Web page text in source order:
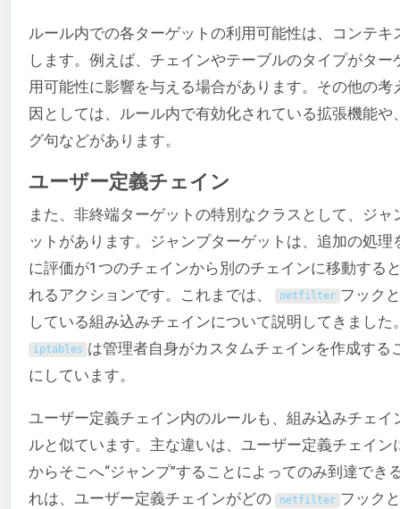
ルール内での各ターゲットの利用可能性は、コンテキ
します。例えば、チェインやテーブルのタイプがター
用可能性に影響を与える場合があります。その他の考
因としては、ルール内で有効化されている拡張機能や
グ句などがあります。
ユーザー定義チェイン
また、非終端ターゲットの特別なクラスとして、ジャ
ットがあります。ジャンプターゲットは、追加の処理
に評価が1つのチェインから別のチェインに移動する
れるアクションです。これまでは、
netfilter フック
している組み込みチェインについて説明してきました
iptables は管理者自身がカスタムチェインを作成する
にしています。
ユーザー定義チェイン内のルールも、組み込みチェイ
ルと似ています。主な違いは、ユーザー定義チェイン
からそこへ“ジャンプ”することによってのみ到達でき
れは、ユーザー定義チェインがどの
netfilter フック